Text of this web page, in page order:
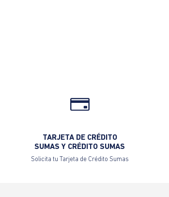
TARJETA DE CRÉDITO
SUMAS Y CRÉDITO SUMAS
Solicita tu Tarjeta de Crédito Sumas